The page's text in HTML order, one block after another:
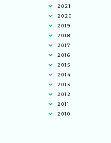
2021
2020
2019
2018
2017
2016
2015
2014
2013
2012
2011
2010